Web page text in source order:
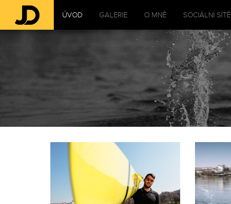
ÚVOD GALERIE O MNĚ SOCIÁLNÍ SÍTĚ